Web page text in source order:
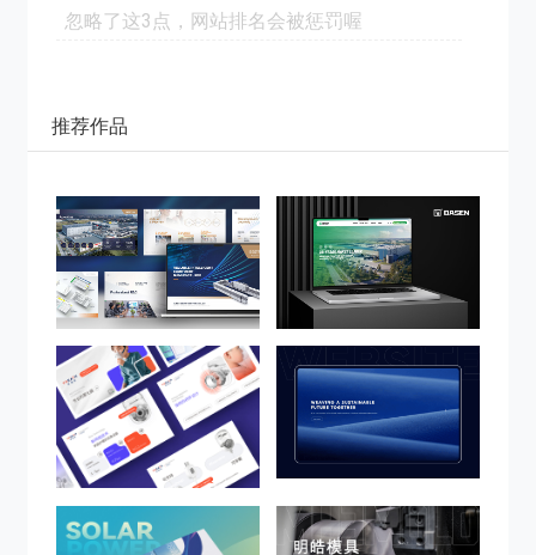
忽略了这3点，网站排名会被惩罚喔
推荐作品